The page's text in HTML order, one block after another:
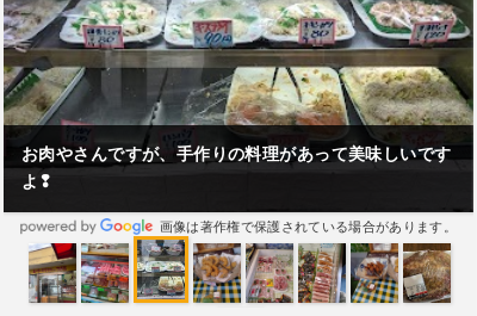
お肉やさんですが、手作りの料理があって美味しいです
よ❢
画像は著作権で保護されている場合があります。